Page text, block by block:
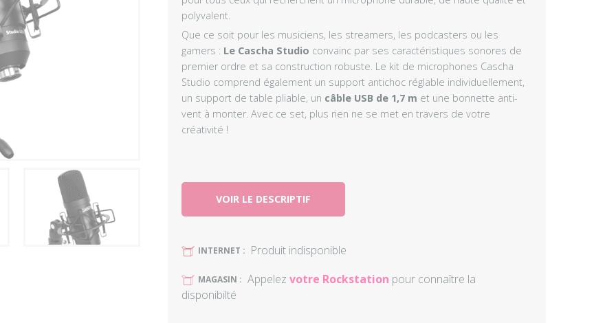
polyvalent.
Que ce soit pour les musiciens, les streamers, les podcasters ou les
gamers : Le Cascha Studio convainc par ses caractéristiques sonores de
premier ordre et sa construction robuste. Le kit de microphones Cascha
Studio comprend également un support antichoc réglable individuellement,
un support de table pliable, un câble USB de 1,7 m et une bonnette anti-
vent à monter. Avec ce set, plus rien ne se met en travers de votre
créativité !
VOIR LE DESCRIPTIF
U INTERNET : Produit indisponible
U MAGASIN : Appelez votre Rockstation pour connaître la
disponibilté